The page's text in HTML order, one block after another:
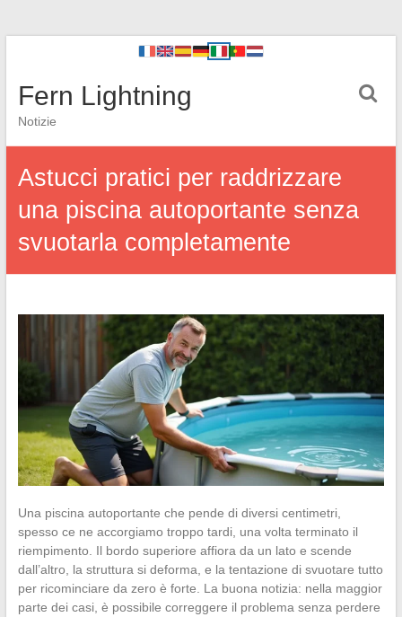
Fern Lightning
Notizie
Astucci pratici per raddrizzare
una piscina autoportante senza
svuotarla completamente
Una piscina autoportante che pende di diversi centimetri,
spesso ce ne accorgiamo troppo tardi, una volta terminato il
riempimento. Il bordo superiore affiora da un lato e scende
dall’altro, la struttura si deforma, e la tentazione di svuotare tutto
per ricominciare da zero è forte. La buona notizia: nella maggior
parte dei casi, è possibile correggere il problema senza perdere